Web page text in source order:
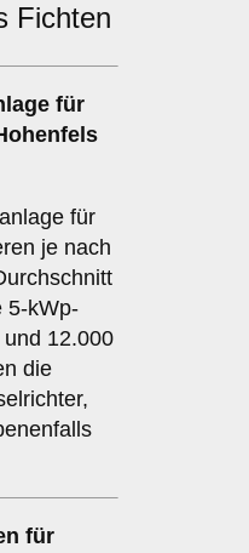
Fichten
für
für
je nach
5-kWp-
12.000
die
für